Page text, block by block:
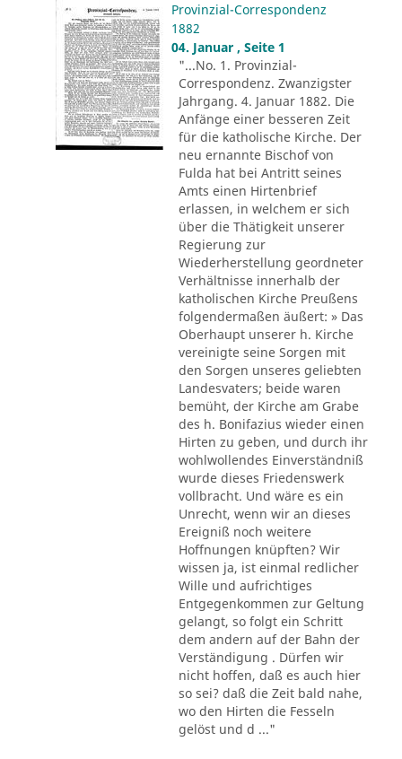
Provinzial-Correspondenz
1882
04. Januar , Seite 1
"...No. 1. Provinzial-
Correspondenz. Zwanzigster
Jahrgang. 4. Januar 1882. Die
Anfänge einer besseren Zeit
für die katholische Kirche. Der
neu ernannte Bischof von
Fulda hat bei Antritt seines
Amts einen Hirtenbrief
erlassen, in welchem er sich
über die Thätigkeit unserer
Regierung zur
Wiederherstellung geordneter
Verhältnisse innerhalb der
katholischen Kirche Preußens
folgendermaßen äußert: » Das
Oberhaupt unserer h. Kirche
vereinigte seine Sorgen mit
den Sorgen unseres geliebten
Landesvaters; beide waren
bemüht, der Kirche am Grabe
des h. Bonifazius wieder einen
Hirten zu geben, und durch ihr
wohlwollendes Einverständniß
wurde dieses Friedenswerk
vollbracht. Und wäre es ein
Unrecht, wenn wir an dieses
Ereigniß noch weitere
Hoffnungen knüpften? Wir
wissen ja, ist einmal redlicher
Wille und aufrichtiges
Entgegenkommen zur Geltung
gelangt, so folgt ein Schritt
dem andern auf der Bahn der
Verständigung . Dürfen wir
nicht hoffen, daß es auch hier
so sei? daß die Zeit bald nahe,
wo den Hirten die Fesseln
gelöst und d ..."